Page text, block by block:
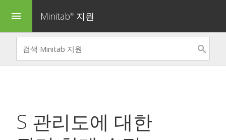
menu Minitab® 지원
S 관리도에 대한